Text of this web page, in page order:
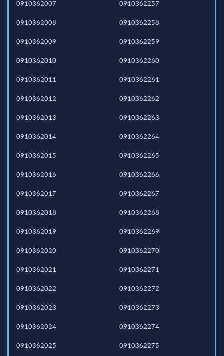
0910362007
0910362008
0910362009
0910362010
0910362011
0910362012
0910362013
0910362014
0910362015
0910362016
0910362017
0910362018
0910362019
0910362020
0910362021
0910362022
0910362023
0910362024
0910362025
0910362257
0910362258
0910362259
0910362260
0910362261
0910362262
0910362263
0910362264
0910362265
0910362266
0910362267
0910362268
0910362269
0910362270
0910362271
0910362272
0910362273
0910362274
0910362275